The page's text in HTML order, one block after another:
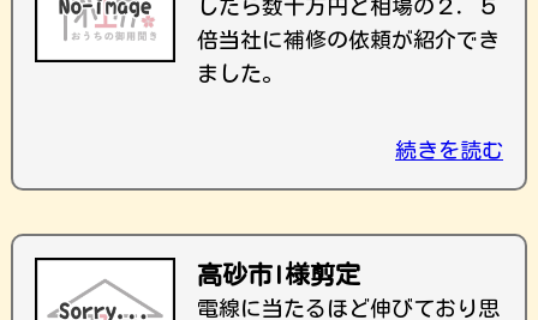
したら数十万円と相場の２．５
倍当社に補修の依頼が紹介でき
ました。
続きを読む
高砂市I様剪定
電線に当たるほど伸びており思